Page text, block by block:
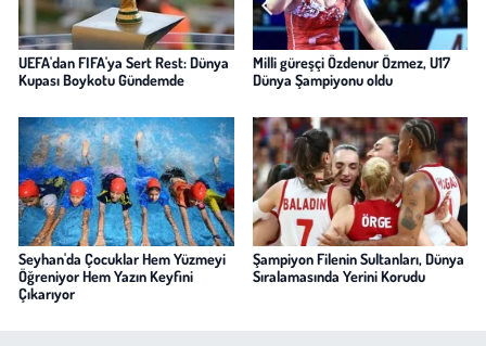
UEFA'dan FIFA'ya Sert Rest: Dünya
Kupası Boykotu Gündemde
Milli güreşçi Özdenur Özmez, U17
Dünya Şampiyonu oldu
Seyhan'da Çocuklar Hem Yüzmeyi
Öğreniyor Hem Yazın Keyfini
Çıkarıyor
Şampiyon Filenin Sultanları, Dünya
Sıralamasında Yerini Korudu